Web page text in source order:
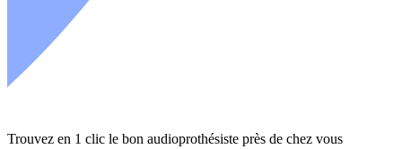
Trouvez en 1 clic le bon audioprothésiste près de chez vous